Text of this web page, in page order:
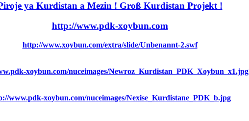
ya Kurdistan a Mezin ! Groß Kurdistan Projekt !
http://www.pdk-xoybun.com
http://www.xoybun.com/extra/slide/Unbenannt-2.swf
xoybun.com/nuceimages/Newroz_Kurdistan_PDK_Xoybun_x1.jpg
www.pdk-xoybun.com/nuceimages/Nexise_Kurdistane_PDK_b.jpg